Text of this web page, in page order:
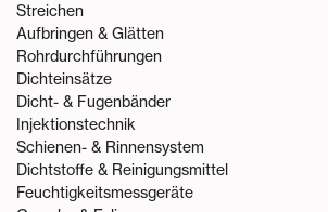
Streichen
Aufbringen & Glätten
Rohrdurchführungen
Dichteinsätze
Dicht- & Fugenbänder
Injektionstechnik
Schienen- & Rinnensystem
Dichtstoffe & Reinigungsmittel
Feuchtigkeitsmessgeräte